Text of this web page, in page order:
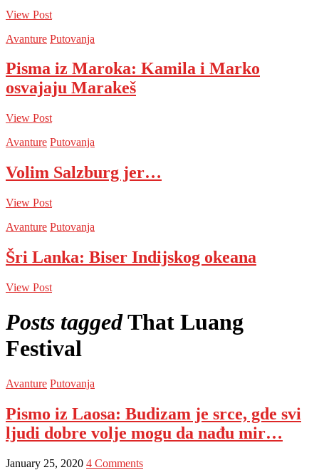
View Post
Avanture Putovanja
Pisma iz Maroka: Kamila i Marko
osvajaju Marakeš
View Post
Avanture Putovanja
Volim Salzburg jer…
View Post
Avanture Putovanja
Šri Lanka: Biser Indijskog okeana
View Post
Posts taggedThat Luang
Festival
Avanture Putovanja
Pismo iz Laosa: Budizam je srce, gde svi
ljudi dobre volje mogu da nađu mir…
January 25, 2020 4 Comments